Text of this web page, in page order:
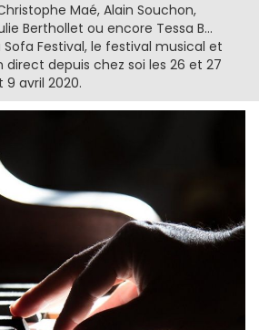
Maé, Alain Souchon,
Berthollet ou encore Tessa B...
Festival, le festival musical et
depuis chez soi les 26 et 27
9 avril 2020.